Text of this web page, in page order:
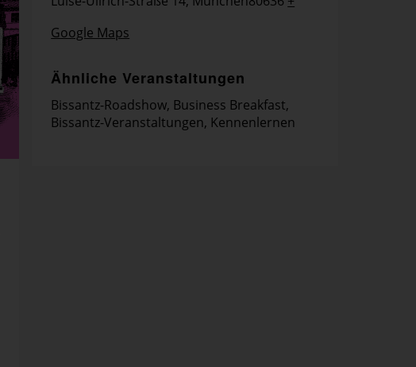
Google Maps
Ähnliche Veranstaltungen
Bissantz-Roadshow, Business Breakfast,
Bissantz-Veranstaltungen, Kennenlernen